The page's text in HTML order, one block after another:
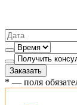
Заказать
* — поля